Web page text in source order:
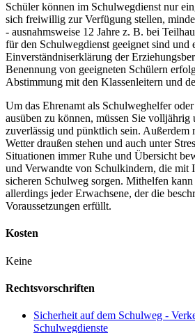
Schüler können im Schulwegdienst nur
sich freiwillig zur Verfügung stellen,
‑ ausnahmsweise 12 Jahre z. B. bei
für den Schulwegdienst geeignet sind und
Einverständniserklärung der
Benennung von geeigneten Schülern
Abstimmung mit den Klassenleitern und
Um das Ehrenamt als Schulweghelfer
ausüben zu können, müssen Sie
zuverlässig und pünktlich sein. Außerdem
Wetter draußen stehen und auch unter
Situationen immer Ruhe und Übersicht
und Verwandte von Schulkindern, die mit
sicheren Schulweg sorgen. Mithelfen
allerdings jeder Erwachsene, der die
Voraussetzungen erfüllt.
Kosten
Keine
Rechtsvorschriften
Sicherheit auf dem Schulweg -
Schulwegdienste